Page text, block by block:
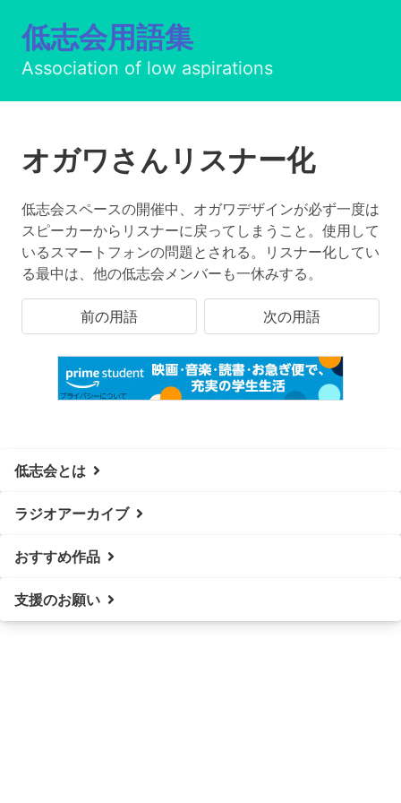
低志会用語集
Association of low aspirations
オガワさんリスナー化
低志会スペースの開催中、オガワデザインが必ず一度は
スピーカーからリスナーに戻ってしまうこと。使用して
いるスマートフォンの問題とされる。リスナー化してい
る最中は、他の低志会メンバーも一休みする。
前の用語 次の用語
低志会とは
ラジオアーカイブ
おすすめ作品
支援のお願い